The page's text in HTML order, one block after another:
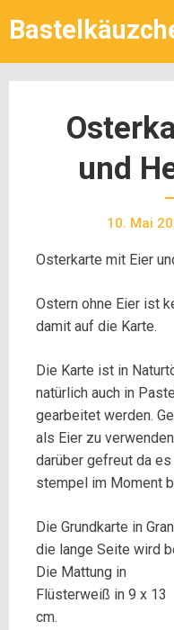
und
10. Mai
Osterkarte mit Eier
Ostern ohne Eier ist
damit auf die Karte.
Die Karte ist in
natürlich auch in
gearbeitet werden.
als Eier zu
darüber gefreut da
stempel im Moment
Die Grundkarte in
die lange Seite wird
Die Mattung in
Flüsterweiß in 9 x 13
cm.